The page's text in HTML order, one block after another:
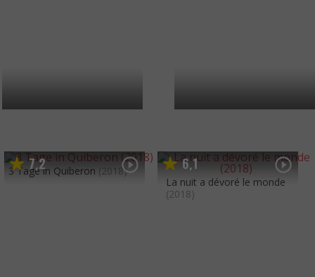
7,2
3 Tage in Quiberon (2018) 6,1
La nuit a dévoré le monde
(2018)